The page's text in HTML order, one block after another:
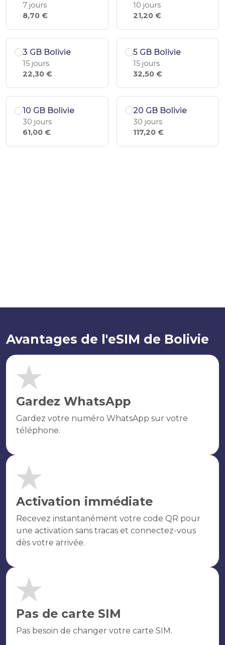
7 jours
8,70 €
10 jours
21,20 €
3 GB Bolivie
15 jours
22,30 €
5 GB Bolivie
15 jours
32,50 €
10 GB Bolivie
30 jours
61,00 €
20 GB Bolivie
30 jours
117,20 €
Avantages de l'eSIM de Bolivie
Gardez WhatsApp
Gardez votre numéro WhatsApp sur votre
téléphone.
Activation immédiate
Recevez instantanément votre code QR pour
une activation sans tracas et connectez-vous
dès votre arrivée.
Pas de carte SIM
Pas besoin de changer votre carte SIM.